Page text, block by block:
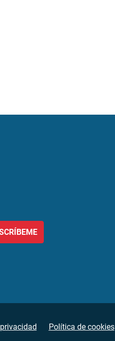
Política de cookies